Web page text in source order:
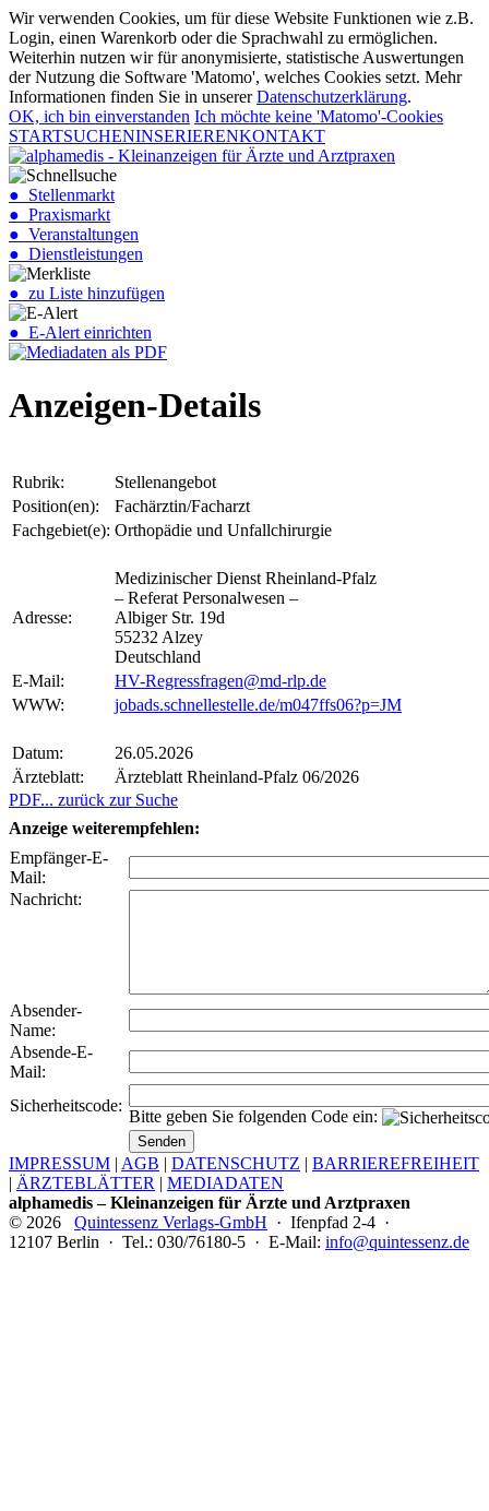
Wir verwenden Cookies, um für diese Website Funktionen wie z.B.
Login, einen Warenkorb oder die Sprachwahl zu ermöglichen.
Weiterhin nutzen wir für anonymisierte, statistische Auswertungen
der Nutzung die Software 'Matomo', welches Cookies setzt. Mehr
Informationen finden Sie in unsererDatenschutzerklärung.
OK, ich bin einverstanden Ich möchte keine 'Matomo'-Cookies
STARTSUCHENINSERIERENKONTAKT
● Stellenmarkt
● Praxismarkt
● Veranstaltungen
● Dienstleistungen
● zu Liste hinzufügen
● E-Alert einrichten
Anzeigen-Details
Rubrik:
Stellenangebot
Position(en):
Fachärztin/Facharzt
Fachgebiet(e): Orthopädie und Unfallchirurgie
Adresse:
Medizinischer Dienst Rheinland-Pfalz
– Referat Personalwesen –
Albiger Str. 19d
55232 Alzey
Deutschland
E-Mail:
HV-Regressfragen@md-rlp.de
WWW:
jobads.schnellestelle.de/m047ffs06?p=JM
Datum:
26.05.2026
Ärzteblatt:
Ärzteblatt Rheinland-Pfalz 06/2026
PDF... zurück zur Suche
Anzeige weiterempfehlen:
Empfänger-E-
Mail:
Nachricht:
Absender-
Name:
Absende-E-
Mail:
Sicherheitscode:
Bitte geben Sie folgenden Code ein:
IMPRESSUM | AGB | DATENSCHUTZ | BARRIEREFREIHEIT
| ÄRZTEBLÄTTER | MEDIADATEN
alphamedis – Kleinanzeigen für Ärzte und Arztpraxen
© 2026 Quintessenz Verlags-GmbH · Ifenpfad 2-4 ·
12107 Berlin · Tel.: 030/76180-5 · E-Mail: info@quintessenz.de